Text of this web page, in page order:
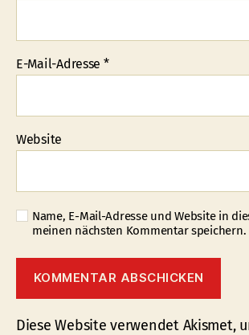
E-Mail-Adresse *
Website
Name, E-Mail-Adresse und Website in
meinen nächsten Kommentar speichern.
Diese Website verwendet Akismet,